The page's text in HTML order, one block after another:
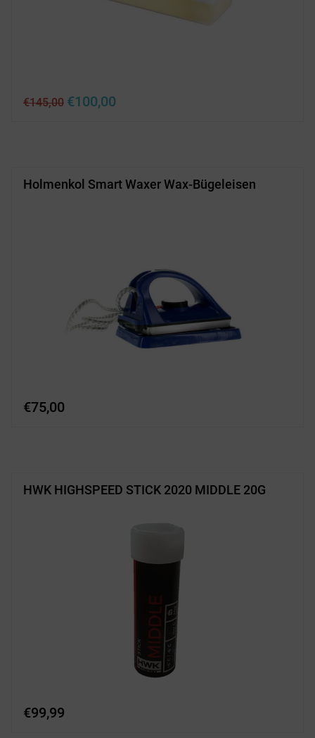
€145,00 Ursprünglicher
€100,00
Holmenkol Smart Waxer Wax-Bügeleisen
€75,00
HWK HIGHSPEED STICK 2020 MIDDLE 20G
€99,99